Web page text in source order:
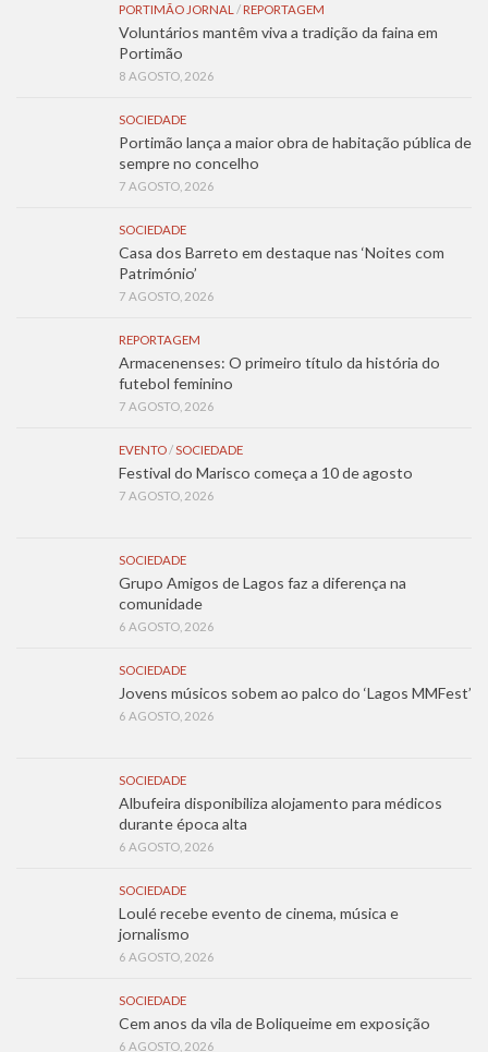
PORTIMÃO JORNAL / REPORTAGEM
Voluntários mantêm viva a tradição da faina em
Portimão
8 AGOSTO, 2026
SOCIEDADE
Portimão lança a maior obra de habitação pública de
sempre no concelho
7 AGOSTO, 2026
SOCIEDADE
Casa dos Barreto em destaque nas ‘Noites com
Património’
7 AGOSTO, 2026
REPORTAGEM
Armacenenses: O primeiro título da história do
futebol feminino
7 AGOSTO, 2026
EVENTO/SOCIEDADE
Festival do Marisco começa a 10 de agosto
7 AGOSTO, 2026
SOCIEDADE
Grupo Amigos de Lagos faz a diferença na
comunidade
6 AGOSTO, 2026
SOCIEDADE
Jovens músicos sobem ao palco do ‘Lagos MMFest’
6 AGOSTO, 2026
SOCIEDADE
Albufeira disponibiliza alojamento para médicos
durante época alta
6 AGOSTO, 2026
SOCIEDADE
Loulé recebe evento de cinema, música e
jornalismo
6 AGOSTO, 2026
SOCIEDADE
Cem anos da vila de Boliqueime em exposição
6 AGOSTO, 2026